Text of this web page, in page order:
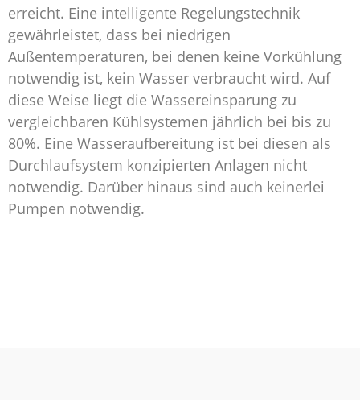
erreicht. Eine intelligente Regelungstechnik
gewährleistet, dass bei niedrigen
Außentemperaturen, bei denen keine Vorkühlung
notwendig ist, kein Wasser verbraucht wird. Auf
diese Weise liegt die Wassereinsparung zu
vergleichbaren Kühlsystemen jährlich bei bis zu
80%. Eine Wasseraufbereitung ist bei diesen als
Durchlaufsystem konzipierten Anlagen nicht
notwendig. Darüber hinaus sind auch keinerlei
Pumpen notwendig.